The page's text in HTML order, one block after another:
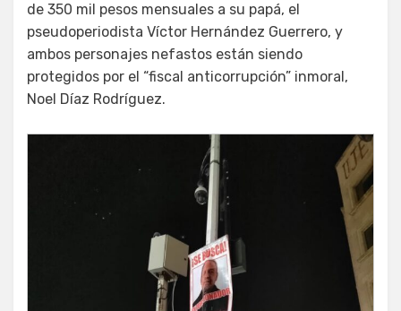
de 350 mil pesos mensuales a su papá, el
pseudoperiodista Víctor Hernández Guerrero, y
ambos personajes nefastos están siendo
protegidos por el “fiscal anticorrupción” inmoral,
Noel Díaz Rodríguez.